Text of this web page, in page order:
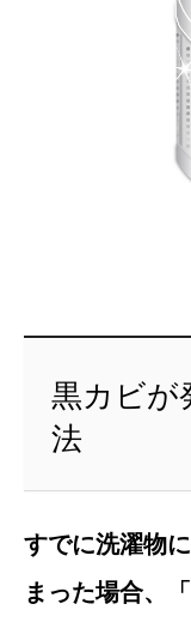
黒カビが
法
すでに洗濯物
まった場合、